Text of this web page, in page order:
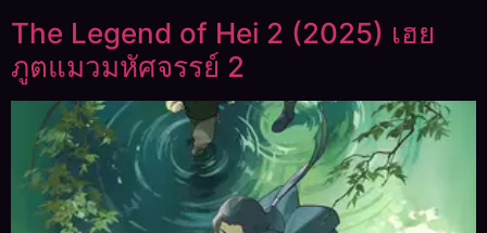
The Legend of Hei 2 (2025) เฮย
ภูตแมวมหัศจรรย์ 2